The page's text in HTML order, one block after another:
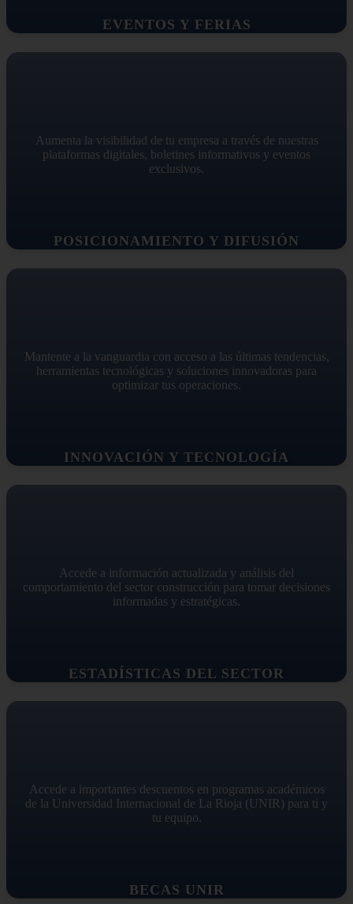
EVENTOS Y FERIAS
POSICIONAMIENTO Y DIFUSIÓN
Aumenta la visibilidad de tu empresa a través de nuestras
plataformas digitales, boletines informativos y eventos
exclusivos.
INNOVACIÓN Y TECNOLOGÍA
Mantente a la vanguardia con acceso a las últimas tendencias,
herramientas tecnológicas y soluciones innovadoras para
optimizar tus operaciones.
ESTADÍSTICAS DEL SECTOR
Accede a información actualizada y análisis del
comportamiento del sector construcción para tomar decisiones
informadas y estratégicas.
BECAS UNIR
Accede a importantes descuentos en programas académicos
de la Universidad Internacional de La Rioja (UNIR) para ti y
tu equipo.